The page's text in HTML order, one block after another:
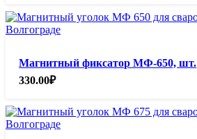
Магнитный фиксатор МФ-650, шт.
330.00₽